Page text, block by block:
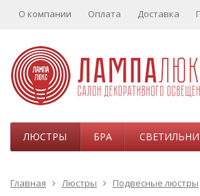
О компании Оплата Доставка
ЛЮСТРЫ БРА
Главная Люстры Подвесные люстры